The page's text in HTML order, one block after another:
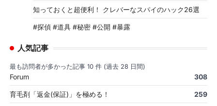
知っておくと超便利！ クレバーなスパイのハック26選
#探偵 #道具 #秘密 #公開 #暴露
人気記事
最も訪問者が多かった記事 10 件 (過去 28 日間)
Forum 308
育毛剤「返金(保証)」を極める！ 259